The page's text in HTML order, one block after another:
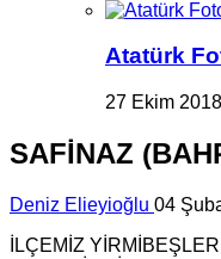
Atatürk
27 Ekim 2018
SAFİNAZ
Deniz Elieyioğlu 04
İLÇEMİZ